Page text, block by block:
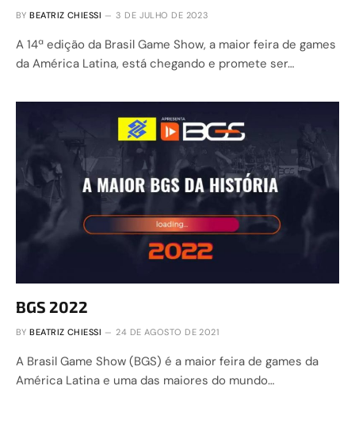
BY BEATRIZ CHIESSI 3 DE JULHO DE 2023
A 14ª edição da Brasil Game Show, a maior feira de games
da América Latina, está chegando e promete ser…
BGS 2022
BY BEATRIZ CHIESSI 24 DE AGOSTO DE 2021
A Brasil Game Show (BGS) é a maior feira de games da
América Latina e uma das maiores do mundo…